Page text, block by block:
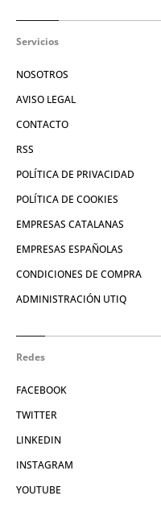
Servicios
NOSOTROS
AVISO LEGAL
CONTACTO
RSS
POLÍTICA DE PRIVACIDAD
POLÍTICA DE COOKIES
EMPRESAS CATALANAS
EMPRESAS ESPAÑOLAS
CONDICIONES DE COMPRA
ADMINISTRACIÓN UTIQ
Redes
FACEBOOK
TWITTER
LINKEDIN
INSTAGRAM
YOUTUBE